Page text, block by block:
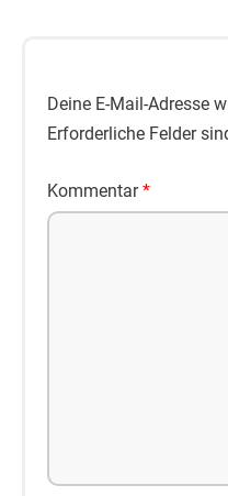
Deine E-Mail-Adresse
Erforderliche Felder
Kommentar*